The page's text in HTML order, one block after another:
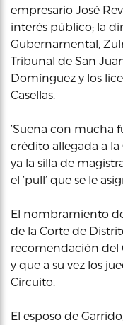
empresario José
interés público; la
Gubernamental,
Tribunal de San
Domínguez y los
Casellas.
‘Suena con mucha
crédito allegada a
ya la silla de
el ‘pull’ que se le
El nombramiento
de la Corte de
recomendación del
y que a su vez los
Circuito.
El esposo de